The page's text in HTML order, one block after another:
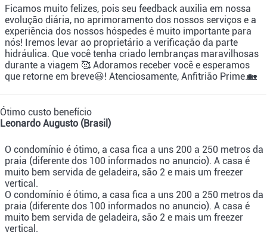
Ficamos muito felizes, pois seu feedback auxilia em nossa
evolução diária, no aprimoramento dos nossos serviços e a
experiência dos nossos hóspedes é muito importante para
nós! Iremos levar ao proprietário a verificação da parte
hidráulica. Que você tenha criado lembranças maravilhosas
durante a viagem 🥰 Adoramos receber você e esperamos
que retorne em breve😃! Atenciosamente, Anfitrião Prime.🏡
Ótimo custo benefício
Leonardo Augusto (Brasil)
O condomínio é ótimo, a casa fica a uns 200 a 250 metros da
praia (diferente dos 100 informados no anuncio). A casa é
muito bem servida de geladeira, são 2 e mais um freezer
vertical.
O condomínio é ótimo, a casa fica a uns 200 a 250 metros da
praia (diferente dos 100 informados no anuncio). A casa é
muito bem servida de geladeira, são 2 e mais um freezer
vertical.